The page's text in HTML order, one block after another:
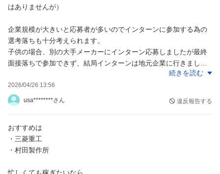
はありませんが）
企業規模が大きいと応募者が多いのでインターンに参加する為の
選考落ちも十分考えられます。
子供の場合、別の大手メーカーにインターン応募しましたが最終
面接落ちで参加できず、結局インターンは地元企業に行きまし
子供の話を聞くと、ホワイトと感じるかどうかは、企業だけでな
く配属部署やプロジェクトによるところも大きいです。
す。残業が多いので残業代で収入は多かったようですが。
働きやすさには配属先の人間関係も重要ですが、これは運です
ね。
続きを読む
2026/04/26 13:56
usa********さん 違反報告する
おすすめは
・三菱重工
・村田製作所